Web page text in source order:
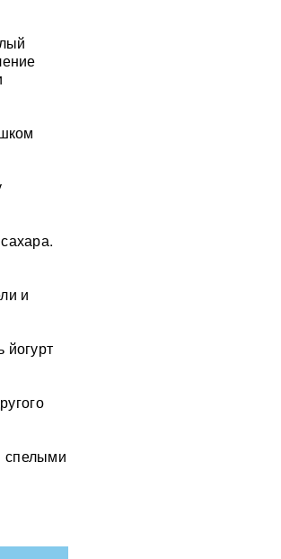
и
йогурт
спелыми